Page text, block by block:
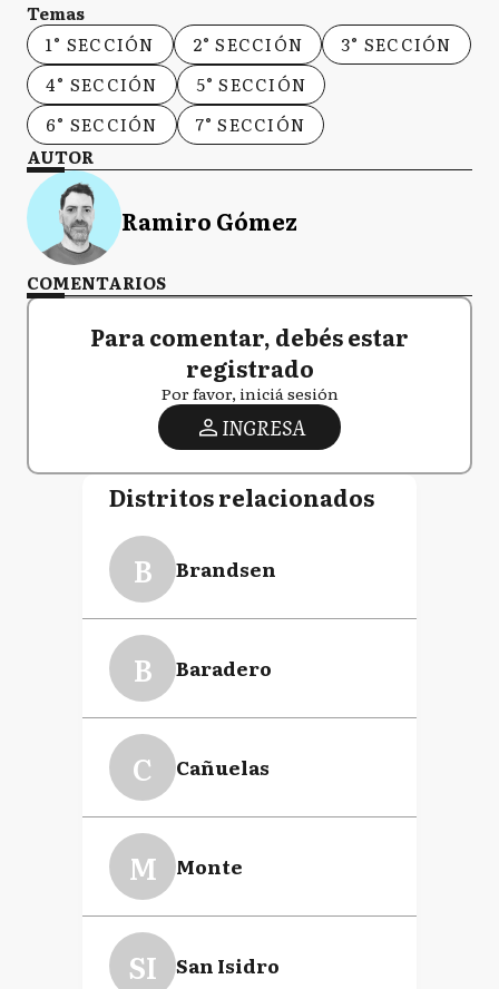
Temas
1° SECCIÓN
2° SECCIÓN
3° SECCIÓN
4° SECCIÓN
5° SECCIÓN
6° SECCIÓN
7° SECCIÓN
AUTOR
Ramiro Gómez
COMENTARIOS
Para comentar, debés estar
registrado
Por favor, iniciá sesión
INGRESA
Distritos relacionados
B Brandsen
B Baradero
C Cañuelas
M Monte
SI San Isidro